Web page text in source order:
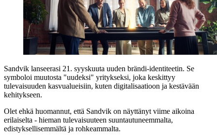
Sandvik lanseerasi 21. syyskuuta uuden brändi-identiteetin. Se
symboloi muutosta "uudeksi" yritykseksi, joka keskittyy
tulevaisuuden kasvualueisiin, kuten digitalisaatioon ja kestävään
kehitykseen.
Olet ehkä huomannut, että Sandvik on näyttänyt viime aikoina
erilaiselta - hieman tulevaisuuteen suuntautuneemmalta,
edistyksellisemmältä ja rohkeammalta.